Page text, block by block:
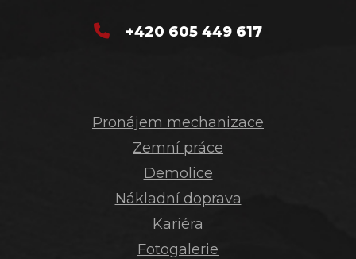
+420 605 449 617
Pronájem mechanizace
Zemní práce
Demolice
Nákladní doprava
Kariéra
Fotogalerie